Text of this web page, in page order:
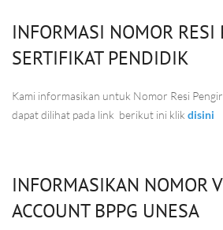
INFORMASI NOMOR RESI
SERTIFIKAT PENDIDIK
Kami informasikan untuk Nomor Resi
dapat dilihat pada link berikut ini klik disini
INFORMASIKAN NOMOR
ACCOUNT BPPG UNESA